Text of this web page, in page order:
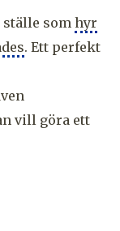
som hyr
. Ett perfekt
vill göra ett